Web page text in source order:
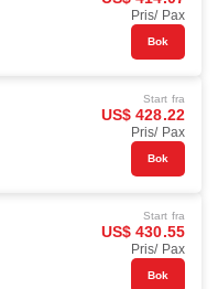
Pris/ Pax
Bok
Start fra
US$ 428.22
Pris/ Pax
Bok
Start fra
US$ 430.55
Pris/ Pax
Bok